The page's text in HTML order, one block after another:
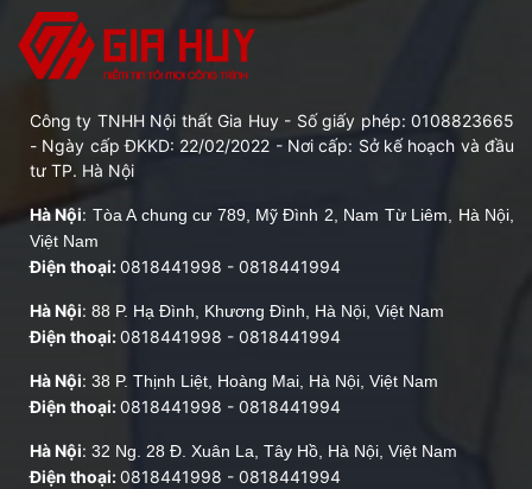
Công ty TNHH Nội thất Gia Huy - Số giấy phép: 0108823665
- Ngày cấp ĐKKD: 22/02/2022 - Nơi cấp: Sở kế hoạch và đầu
tư TP. Hà Nội
Hà Nội: Tòa A chung cư 789, Mỹ Đình 2, Nam Từ Liêm, Hà Nội,
Việt Nam
Điện thoại:0818441998 - 0818441994
Hà Nội: 88 P. Hạ Đình, Khương Đình, Hà Nội, Việt Nam
Điện thoại:0818441998 - 0818441994
Hà Nội: 38 P. Thịnh Liệt, Hoàng Mai, Hà Nội, Việt Nam
Điện thoại:0818441998 - 0818441994
Hà Nội: 32 Ng. 28 Đ. Xuân La, Tây Hồ, Hà Nội, Việt Nam
Điện thoại:0818441998 - 0818441994